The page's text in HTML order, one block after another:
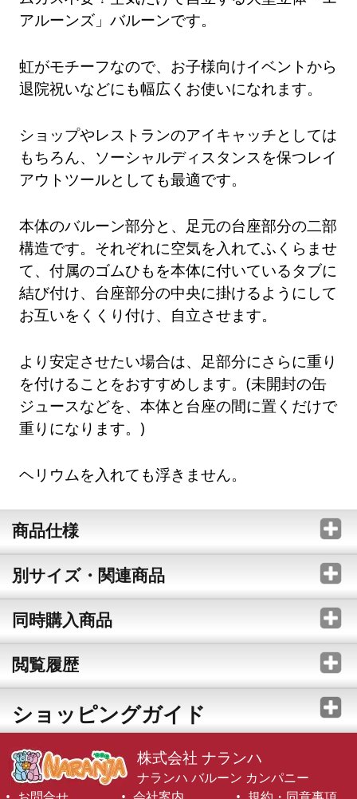
アルーンズ」バルーンです。
虹がモチーフなので、お子様向けイベントから
退院祝いなどにも幅広くお使いになれます。
ショップやレストランのアイキャッチとしては
もちろん、ソーシャルディスタンスを保つレイ
アウトツールとしても最適です。
本体のバルーン部分と、足元の台座部分の二部
構造です。それぞれに空気を入れてふくらませ
て、付属のゴムひもを本体に付いているタブに
結び付け、台座部分の中央に掛けるようにして
お互いをくくり付け、自立させます。
より安定させたい場合は、足部分にさらに重り
を付けることをおすすめします。(未開封の缶
ジュースなどを、本体と台座の間に置くだけで
重りになります。)
ヘリウムを入れても浮きません。
商品仕様
別サイズ・関連商品
同時購入商品
閲覧履歴
ショッピングガイド
株式会社 ナランハ
ナランハ バルーン カンパニー